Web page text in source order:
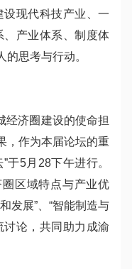
设现代科技产业、一
、产业体系、制度体
思考与行动。
经济圈建设的使命担
，作为本届论坛的重
于5月28下午进行。
区域特点与产业优
发展”、“智能制造与
讨论，共同助力成渝